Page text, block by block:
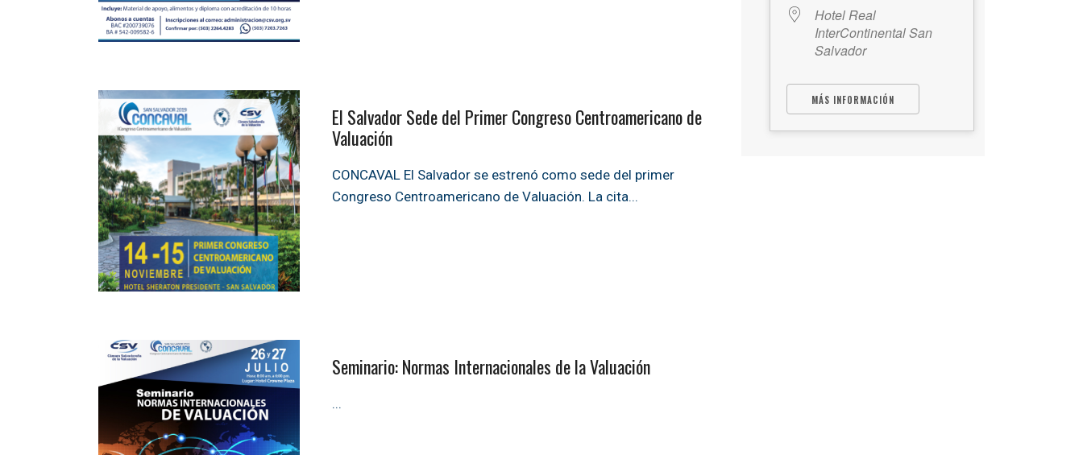
El Salvador Sede del Primer Congreso Centroamericano de
Valuación
CONCAVAL El Salvador se estrenó como sede del primer
Congreso Centroamericano de Valuación. La cita...
Seminario: Normas Internacionales de la Valuación
...
Hotel Real
InterContinental San
Salvador
MÁS INFORMACIÓN